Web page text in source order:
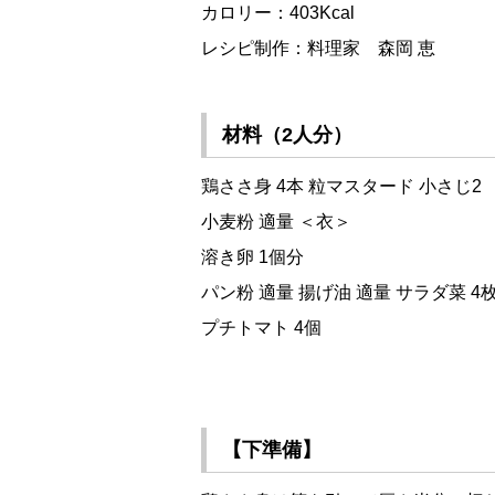
カロリー：403Kcal
レシピ制作：料理家 森岡 恵
材料（2人分）
鶏ささ身 4本 粒マスタード 小さじ2
小麦粉 適量 ＜衣＞
溶き卵 1個分
パン粉 適量 揚げ油 適量 サラダ菜 4
プチトマト 4個
【下準備】